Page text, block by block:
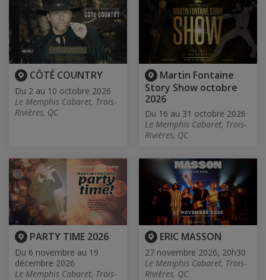
CÔTÉ COUNTRY
Du 2 au 10 octobre 2026
Le Memphis Cabaret, Trois-
Rivières, QC
Martin Fontaine
Story Show octobre
2026
Du 16 au 31 octobre 2026
Le Memphis Cabaret, Trois-
Rivières, QC
PARTY TIME 2026
Du 6 novembre au 19
décembre 2026
Le Memphis Cabaret, Trois-
ERIC MASSON
27 novembre 2026, 20h30
Le Memphis Cabaret, Trois-
Rivières, QC